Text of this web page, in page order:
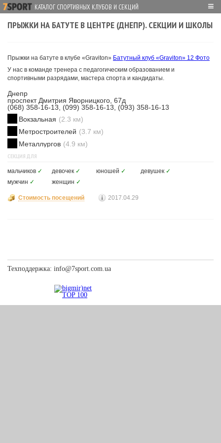
КАТАЛОГ СПОРТИВНЫХ КЛУБОВ И СЕКЦИЙ ≡
ПРЫЖКИ НА БАТУТЕ В ЦЕНТРЕ (ДНЕПР). СЕКЦИИ И ШКОЛЫ
Прыжки на батуте в клубе «Graviton» Батутный клуб «Graviton» 12 Фото
У нас в команде тренера с педагогическим образованием и
спортивными разрядами, мастера спорта и кандидаты.
Днепр
проспект Дмитрия Яворницкого, 67д
(068) 358-16-13, (099) 358-16-13, (093) 358-16-13
Вокзальная (2.3 км)
Метростроителей (3.7 км)
Металлургов (4.9 км)
СЕКЦИЯ ДЛЯ
мальчиков ✓ девочек ✓ юношей ✓ девушек ✓
мужчин ✓ женщин ✓
Стоимость посещений 2017.04.29
Техподдержка: info@7sport.com.ua